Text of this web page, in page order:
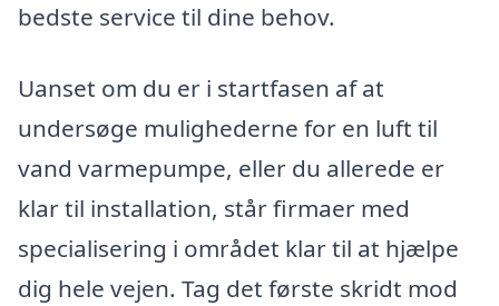
bedste service til dine behov.
Uanset om du er i startfasen af at
undersøge mulighederne for en luft til
vand varmepumpe, eller du allerede er
klar til installation, står firmaer med
specialisering i området klar til at hjælpe
dig hele vejen. Tag det første skridt mod